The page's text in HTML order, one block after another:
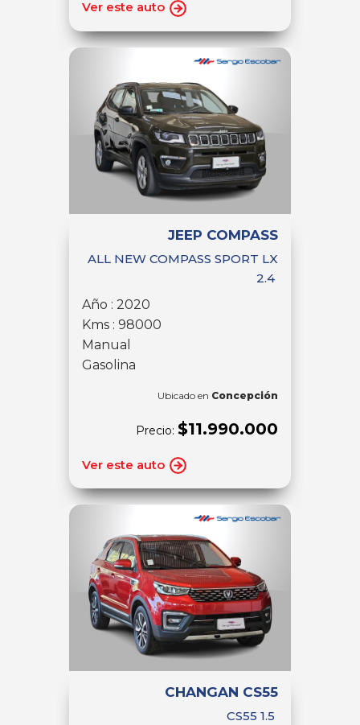
Ver este auto
JEEP COMPASS
ALL NEW COMPASS SPORT LX
2.4
Año : 2020
Kms : 98000
Manual
Gasolina
Ubicado en Concepción
Precio: $11.990.000
Ver este auto
CHANGAN CS55
CS55 1.5